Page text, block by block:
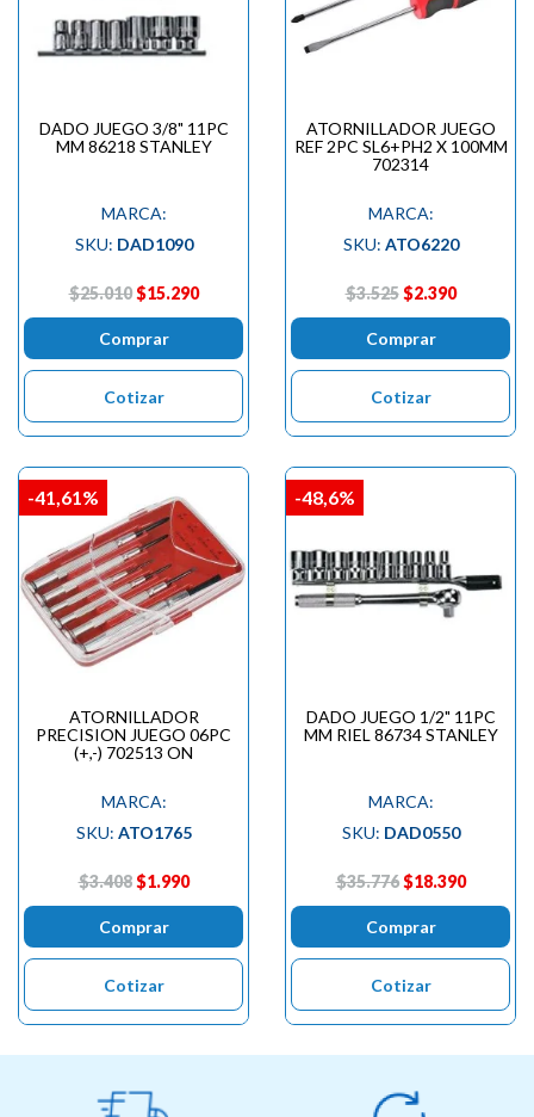
DADO JUEGO 3/8" 11PC
MM 86218 STANLEY
MARCA:
SKU: DAD1090
$25.010 $15.290
Comprar
Cotizar
ATORNILLADOR JUEGO
REF 2PC SL6+PH2 X 100MM
702314
MARCA:
SKU: ATO6220
$3.525 $2.390
Comprar
Cotizar
ATORNILLADOR
PRECISION JUEGO 06PC
(+,-) 702513 ON
MARCA:
SKU: ATO1765
$3.408 $1.990
Comprar
Cotizar
-41,61%
DADO JUEGO 1/2" 11PC
MM RIEL 86734 STANLEY
MARCA:
SKU: DAD0550
$35.776 $18.390
Comprar
Cotizar
-48,6%